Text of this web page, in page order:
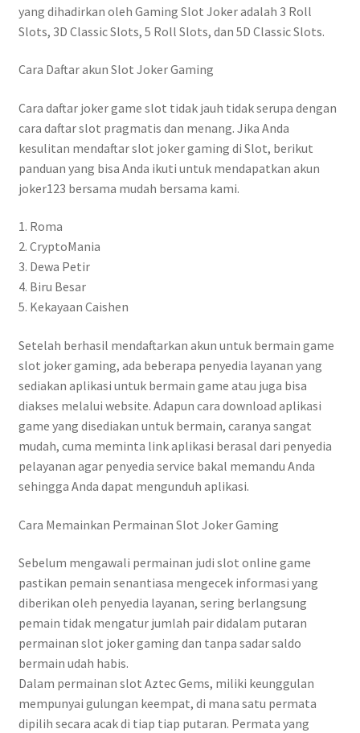
yang dihadirkan oleh Gaming Slot Joker adalah 3 Roll
Slots, 3D Classic Slots, 5 Roll Slots, dan 5D Classic Slots.
Cara Daftar akun Slot Joker Gaming
Cara daftar joker game slot tidak jauh tidak serupa dengan
cara daftar slot pragmatis dan menang. Jika Anda
kesulitan mendaftar slot joker gaming di Slot, berikut
panduan yang bisa Anda ikuti untuk mendapatkan akun
joker123 bersama mudah bersama kami.
1. Roma
2. CryptoMania
3. Dewa Petir
4. Biru Besar
5. Kekayaan Caishen
Setelah berhasil mendaftarkan akun untuk bermain game
slot joker gaming, ada beberapa penyedia layanan yang
sediakan aplikasi untuk bermain game atau juga bisa
diakses melalui website. Adapun cara download aplikasi
game yang disediakan untuk bermain, caranya sangat
mudah, cuma meminta link aplikasi berasal dari penyedia
pelayanan agar penyedia service bakal memandu Anda
sehingga Anda dapat mengunduh aplikasi.
Cara Memainkan Permainan Slot Joker Gaming
Sebelum mengawali permainan judi slot online game
pastikan pemain senantiasa mengecek informasi yang
diberikan oleh penyedia layanan, sering berlangsung
pemain tidak mengatur jumlah pair didalam putaran
permainan slot joker gaming dan tanpa sadar saldo
bermain udah habis.
Dalam permainan slot Aztec Gems, miliki keunggulan
mempunyai gulungan keempat, di mana satu permata
dipilih secara acak di tiap tiap putaran. Permata yang